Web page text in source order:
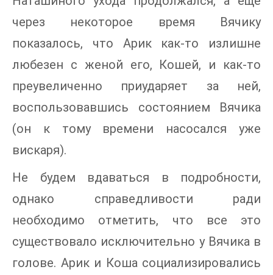
через некоторое время Вячику
показалось, что Арик как-то излишне
любезен с женой его, Кошей, и как-то
преувеличенно приударяет за ней,
воспользовавшись состоянием Вячика
(он к тому времени насосался уже
вискаря).
Не будем вдаваться в подробности,
однако справедливости ради
необходимо отметить, что все это
существовало исключительно у Вячика в
голове. Арик и Коша социализировались